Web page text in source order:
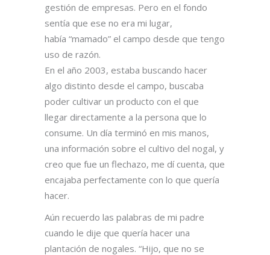
gestión de empresas. Pero en el fondo
sentía que ese no era mi lugar,
había “mamado” el campo desde que tengo
uso de razón.
En el año 2003, estaba buscando hacer
algo distinto desde el campo, buscaba
poder cultivar un producto con el que
llegar directamente a la persona que lo
consume. Un día terminó en mis manos,
una información sobre el cultivo del nogal, y
creo que fue un flechazo, me dí cuenta, que
encajaba perfectamente con lo que quería
hacer.
Aún recuerdo las palabras de mi padre
cuando le dije que quería hacer una
plantación de nogales. “Hijo, que no se